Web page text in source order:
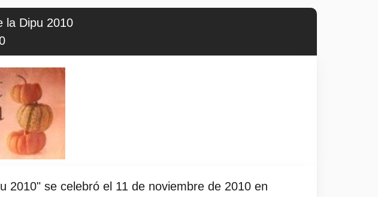
la Dipu 2010
2010" se celebró el 11 de noviembre de 2010 en